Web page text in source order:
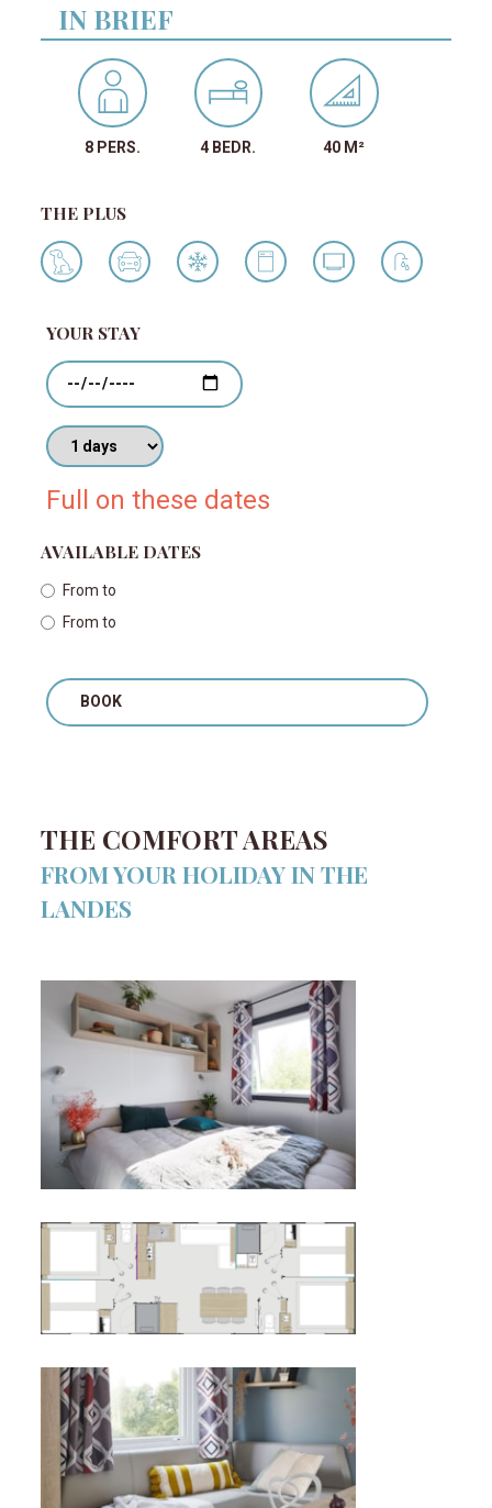
IN BRIEF
8 PERS. 4 BEDR. 40 M²
THE PLUS
YOUR STAY
Dates
Number of days
Full on these dates
AVAILABLE DATES
Fromto
Fromto
BOOK
THE COMFORT AREAS
FROM YOUR HOLIDAY IN THE
LANDES